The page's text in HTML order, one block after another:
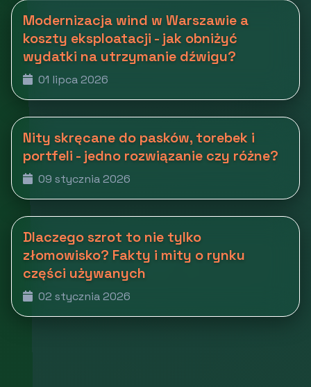
Modernizacja wind w Warszawie a
koszty eksploatacji - jak obniżyć
wydatki na utrzymanie dźwigu?
01 lipca 2026
Nity skręcane do pasków, torebek i
portfeli - jedno rozwiązanie czy różne?
09 stycznia 2026
Dlaczego szrot to nie tylko
złomowisko? Fakty i mity o rynku
części używanych
02 stycznia 2026